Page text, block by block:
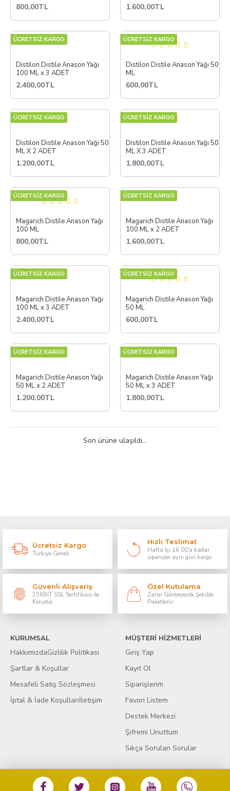
800,00TL 1.600,00TL
ÜCRETSİZ KARGO
Distilon Distile Anason Yağı
100 ML x 3 ADET
2.400,00TL
ÜCRETSİZ KARGO
Distilon Distile Anason Yağı 50
ML
600,00TL
ÜCRETSİZ KARGO
Distilon Distile Anason Yağı 50
ML X 2 ADET
1.200,00TL
ÜCRETSİZ KARGO
Distilon Distile Anason Yağı 50
ML X 3 ADET
1.800,00TL
ÜCRETSİZ KARGO
Magarich Distile Anason Yağı
100 ML
800,00TL
ÜCRETSİZ KARGO
Magarich Distile Anason Yağı
100 ML x 2 ADET
1.600,00TL
ÜCRETSİZ KARGO
Magarich Distile Anason Yağı
100 ML x 3 ADET
2.400,00TL
ÜCRETSİZ KARGO
Magarich Distile Anason Yağı
50 ML
600,00TL
ÜCRETSİZ KARGO
Magarich Distile Anason Yağı
50 ML x 2 ADET
1.200,00TL
ÜCRETSİZ KARGO
Magarich Distile Anason Yağı
50 ML x 3 ADET
1.800,00TL
Son ürüne ulaşıldı...
Ücretsiz Kargo
Türkiye Geneli
Hızlı Teslimat
Hafta İçi 16:00'a kadar
siparişler aynı gün kargo
Güvenli Alışveriş
256BİT SSL Sertifikası ile
Koruma
Özel Kutulama
Zarar Görmeyecek Şekilde
Paketlenir
KURUMSAL
HakkımızdaGizlilik Politikası
Şartlar & Koşullar
Mesafeli Satış Sözleşmesi
İptal & İade Koşullarıİletişim
MÜŞTERİ HİZMETLERİ
Giriş Yap
Kayıt Ol
Siparişlerim
Favori Listem
Destek Merkezi
Şifremi Unuttum
Sıkça Sorulan Sorular